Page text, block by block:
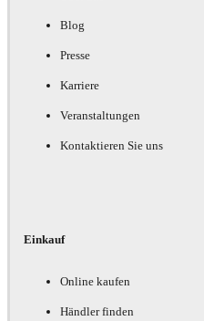
Blog
Presse
Karriere
Veranstaltungen
Kontaktieren Sie uns
Einkauf
Online kaufen
Händler finden